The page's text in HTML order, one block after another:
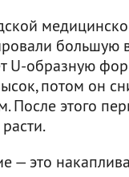
большую
U-образную
потом он
После этого
— это